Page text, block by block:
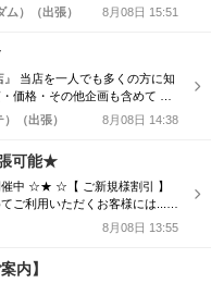
増まし 20代後半か
）（出張） 8月08日 15:51
知
します。 よろしくお
（出張） 8月08日 14:38
可能★
様割引 】
ご利用いただくお客様には...
・各コース総額より3,000円
8月08日 13:55
内】